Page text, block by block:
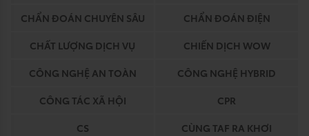
CHẨN ĐOÁN CHUYÊN SÂU
CHẨN ĐOÁN ĐIỆN
CHẤT LƯỢNG DỊCH VỤ
CHIẾN DỊCH WOW
CÔNG NGHỆ AN TOÀN
CÔNG NGHỆ HYBRID
CÔNG TÁC XÃ HỘI
CPR
CS
CÙNG TAF RA KHƠI